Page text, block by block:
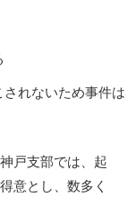
れないため事件は
戸支部では、起
意とし、数多く